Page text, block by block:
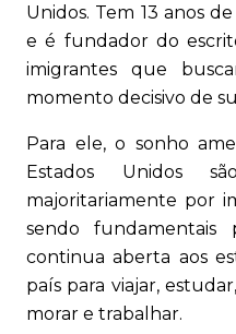
Unidos. Tem 13 anos
e é fundador do
imigrantes que
momento decisivo de
Para ele, o sonho
Estados Unidos
majoritariamente por
sendo
continua aberta aos
país para viajar,
morar e trabalhar.